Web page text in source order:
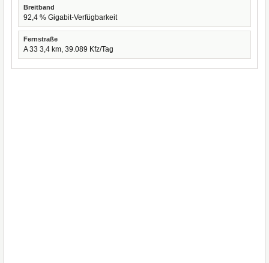
Breitband
92,4 % Gigabit-Verfügbarkeit
Fernstraße
A 33 3,4 km, 39.089 Kfz/Tag